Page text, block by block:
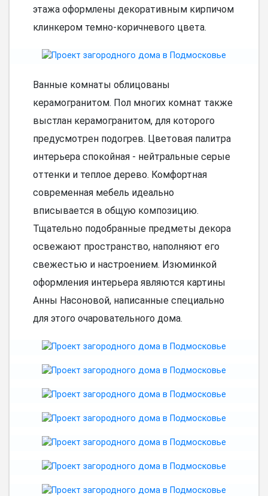
этажа оформлены декоративным кирпичом
клинкером темно-коричневого цвета.
Ванные комнаты облицованы
керамогранитом. Пол многих комнат также
выстлан керамогранитом, для которого
предусмотрен подогрев. Цветовая палитра
интерьера спокойная - нейтральные серые
оттенки и теплое дерево. Комфортная
современная мебель идеально
вписывается в общую композицию.
Тщательно подобранные предметы декора
освежают пространство, наполняют его
свежестью и настроением. Изюминкой
оформления интерьера являются картины
Анны Насоновой, написанные специально
для этого очаровательного дома.